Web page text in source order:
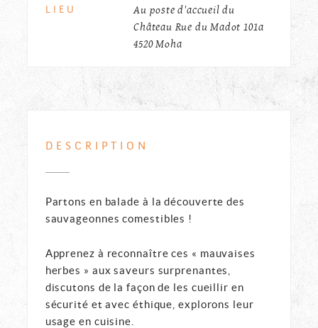
LIEU
Au poste d'accueil du
Château Rue du Madot 101a
4520 Moha
DESCRIPTION
Partons en balade à la découverte des
sauvageonnes comestibles !
Apprenez à reconnaître ces « mauvaises
herbes » aux saveurs surprenantes,
discutons de la façon de les cueillir en
sécurité et avec éthique, explorons leur
usage en cuisine.